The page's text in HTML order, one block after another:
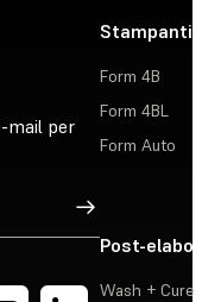
mail per
Registrati
Stampanti
Form 4B
Form 4BL
Form Auto
Post-
Wash + Cure